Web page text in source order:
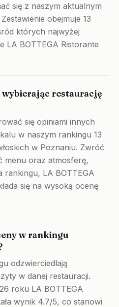
się z naszym aktualnym
obejmuje 13
których najwyżej
LA BOTTEGA Ristorante
wybierając restaurację
się opiniami innych
w naszym rankingu 13
w Poznaniu. Zwróć
menu oraz atmosferę,
LA BOTTEGA
się na wysoką ocenę
w rankingu
odzwierciedlają
w danej restauracji.
roku LA BOTTEGA
wynik 4.7/5, co stanowi